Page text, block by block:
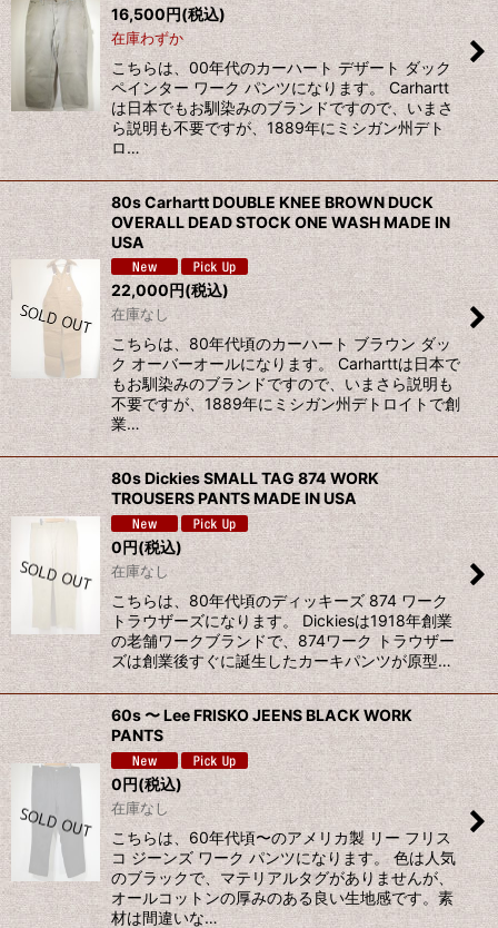
16,500円(税込)
在庫わずか
こちらは、00年代のカーハート デザート ダック
ペインター ワーク パンツになります。 Carhartt
は日本でもお馴染みのブランドですので、いまさ
ら説明も不要ですが、1889年にミシガン州デト
ロ…
80s Carhartt DOUBLE KNEE BROWN DUCK
OVERALL DEAD STOCK ONE WASH MADE IN
USA
22,000円(税込)
在庫なし
こちらは、80年代頃のカーハート ブラウン ダッ
ク オーバーオールになります。 Carharttは日本で
もお馴染みのブランドですので、いまさら説明も
不要ですが、1889年にミシガン州デトロイトで創
業…
80s Dickies SMALL TAG 874 WORK
TROUSERS PANTS MADE IN USA
0円(税込)
在庫なし
こちらは、80年代頃のディッキーズ 874 ワーク
トラウザーズになります。 Dickiesは1918年創業
の老舗ワークブランドで、874ワーク トラウザー
ズは創業後すぐに誕生したカーキパンツが原型…
60s 〜 Lee FRISKO JEENS BLACK WORK
PANTS
0円(税込)
在庫なし
こちらは、60年代頃〜のアメリカ製 リー フリス
コ ジーンズ ワーク パンツになります。 色は人気
のブラックで、マテリアルタグがありませんが、
オールコットンの厚みのある良い生地感です。素
材は間違いな…